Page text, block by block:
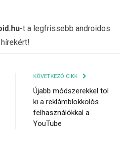
-t a legfrissebb androidos
hírekért!
KÖVETKEZŐ CIKK
Újabb módszerekkel tol
ki a reklámblokkolós
felhasználókkal a
YouTube